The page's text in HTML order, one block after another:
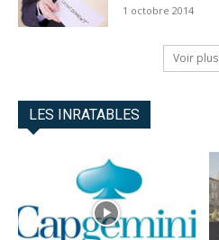
1 octobre 2014
Voir plus
LES INRATABLES